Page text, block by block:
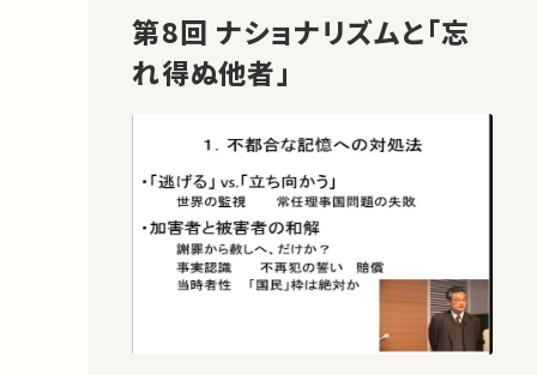
第8回 ナショナリズムと「忘
れ得ぬ他者」